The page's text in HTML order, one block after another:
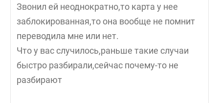
Звонил ей неоднократно,то карта у нее
заблокированная,то она вообще не помнит
переводила мне или нет.
Что у вас случилось,раньше такие случаи
быстро разбирали,сейчас почему-то не
разбирают